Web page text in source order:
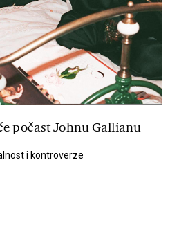
počast Johnu Gallianu
i kontroverze